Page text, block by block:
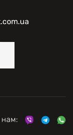
нам: